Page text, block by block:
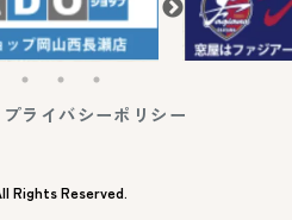
プライバシーポリシー
Rights Reserved.